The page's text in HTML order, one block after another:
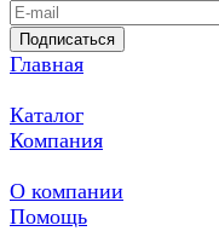
Подписаться
Главная
Каталог
Компания
О компании
Помощь